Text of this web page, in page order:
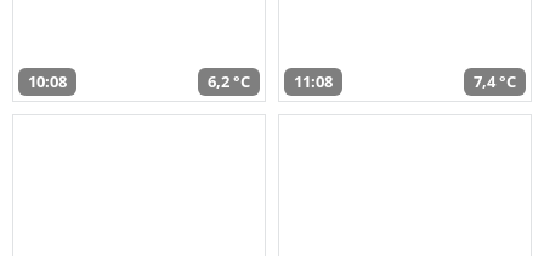
10:08 6,2 °C 11:08 7,4 °C